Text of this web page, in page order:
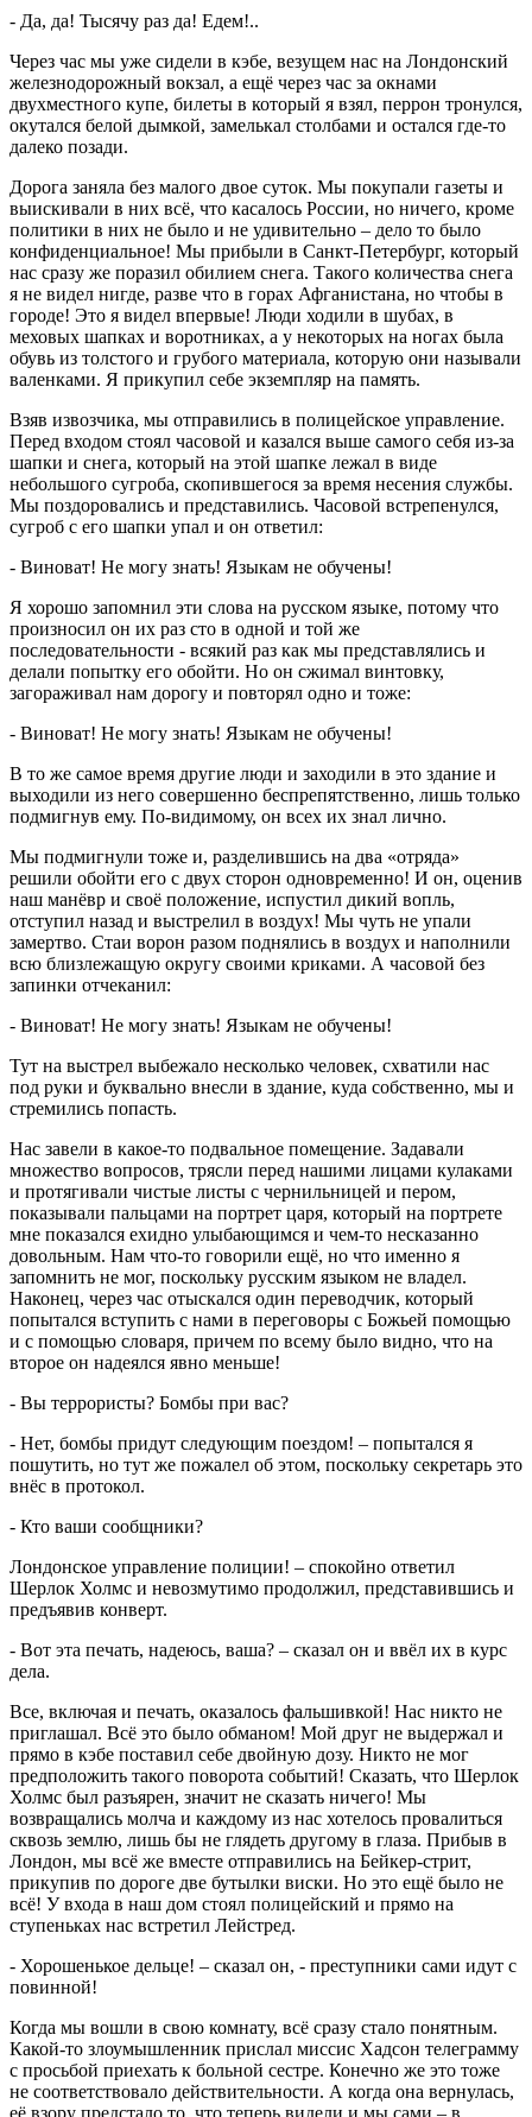
- Да, да! Тысячу раз да! Едем!..
Через час мы уже сидели в кэбе, везущем нас на Лондонский
железнодорожный вокзал, а ещё через час за окнами
двухместного купе, билеты в который я взял, перрон тронулся,
окутался белой дымкой, замелькал столбами и остался где-то
далеко позади.
Дорога заняла без малого двое суток. Мы покупали газеты и
выискивали в них всё, что касалось России, но ничего, кроме
политики в них не было и не удивительно – дело то было
конфиденциальное! Мы прибыли в Санкт-Петербург, который
нас сразу же поразил обилием снега. Такого количества снега
я не видел нигде, разве что в горах Афганистана, но чтобы в
городе! Это я видел впервые! Люди ходили в шубах, в
меховых шапках и воротниках, а у некоторых на ногах была
обувь из толстого и грубого материала, которую они называли
валенками. Я прикупил себе экземпляр на память.
Взяв извозчика, мы отправились в полицейское управление.
Перед входом стоял часовой и казался выше самого себя из-за
шапки и снега, который на этой шапке лежал в виде
небольшого сугроба, скопившегося за время несения службы.
Мы поздоровались и представились. Часовой встрепенулся,
сугроб с его шапки упал и он ответил:
- Виноват! Не могу знать! Языкам не обучены!
Я хорошо запомнил эти слова на русском языке, потому что
произносил он их раз сто в одной и той же
последовательности - всякий раз как мы представлялись и
делали попытку его обойти. Но он сжимал винтовку,
загораживал нам дорогу и повторял одно и тоже:
- Виноват! Не могу знать! Языкам не обучены!
В то же самое время другие люди и заходили в это здание и
выходили из него совершенно беспрепятственно, лишь только
подмигнув ему. По-видимому, он всех их знал лично.
Мы подмигнули тоже и, разделившись на два «отряда»
решили обойти его с двух сторон одновременно! И он, оценив
наш манёвр и своё положение, испустил дикий вопль,
отступил назад и выстрелил в воздух! Мы чуть не упали
замертво. Стаи ворон разом поднялись в воздух и наполнили
всю близлежащую округу своими криками. А часовой без
запинки отчеканил:
- Виноват! Не могу знать! Языкам не обучены!
Тут на выстрел выбежало несколько человек, схватили нас
под руки и буквально внесли в здание, куда собственно, мы и
стремились попасть.
Нас завели в какое-то подвальное помещение. Задавали
множество вопросов, трясли перед нашими лицами кулаками
и протягивали чистые листы с чернильницей и пером,
показывали пальцами на портрет царя, который на портрете
мне показался ехидно улыбающимся и чем-то несказанно
довольным. Нам что-то говорили ещё, но что именно я
запомнить не мог, поскольку русским языком не владел.
Наконец, через час отыскался один переводчик, который
попытался вступить с нами в переговоры с Божьей помощью
и с помощью словаря, причем по всему было видно, что на
второе он надеялся явно меньше!
- Вы террористы? Бомбы при вас?
- Нет, бомбы придут следующим поездом! – попытался я
пошутить, но тут же пожалел об этом, поскольку секретарь это
внёс в протокол.
- Кто ваши сообщники?
Лондонское управление полиции! – спокойно ответил
Шерлок Холмс и невозмутимо продолжил, представившись и
предъявив конверт.
- Вот эта печать, надеюсь, ваша? – сказал он и ввёл их в курс
дела.
Все, включая и печать, оказалось фальшивкой! Нас никто не
приглашал. Всё это было обманом! Мой друг не выдержал и
прямо в кэбе поставил себе двойную дозу. Никто не мог
предположить такого поворота событий! Сказать, что Шерлок
Холмс был разъярен, значит не сказать ничего! Мы
возвращались молча и каждому из нас хотелось провалиться
сквозь землю, лишь бы не глядеть другому в глаза. Прибыв в
Лондон, мы всё же вместе отправились на Бейкер-стрит,
прикупив по дороге две бутылки виски. Но это ещё было не
всё! У входа в наш дом стоял полицейский и прямо на
ступеньках нас встретил Лейстред.
- Хорошенькое дельце! – сказал он, - преступники сами идут с
повинной!
Когда мы вошли в свою комнату, всё сразу стало понятным.
Какой-то злоумышленник прислал миссис Хадсон телеграмму
с просьбой приехать к больной сестре. Конечно же это тоже
не соответствовало действительности. А когда она вернулась,
её взору предстало то, что теперь видели и мы сами – в